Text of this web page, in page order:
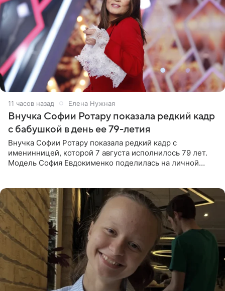
11 часов назад Елена Нужная
Внучка Софии Ротару показала редкий кадр
с бабушкой в день ее 79-летия
Внучка Софии Ротару показала редкий кадр с
именинницей, которой 7 августа исполнилось 79 лет.
Модель София Евдокименко поделилась на личной